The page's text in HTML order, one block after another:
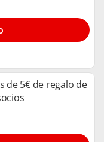
de 5€ de regalo de